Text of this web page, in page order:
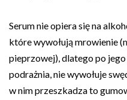
Serum nie opiera się na
które wywołują mrowienie
pieprzowej), dlatego po jego
podrażnia, nie wywołuje
w nim przeszkadza to